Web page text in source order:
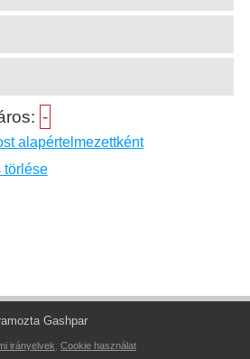
-
alapértelmezettként
törlése
Gashpar
irányelvek Cookie használat